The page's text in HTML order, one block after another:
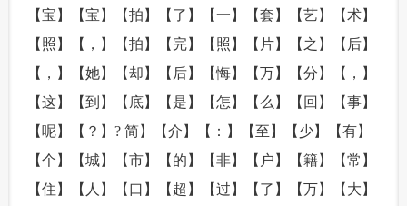
【宝】【宝】【拍】【了】【一】【套】【艺】【术】
【照】【，】【拍】【完】【照】【片】【之】【后】
【，】【她】【却】【后】【悔】【万】【分】【，】
【这】【到】【底】【是】【怎】【么】【回】【事】
【呢】【？】? 简】【介】【：】【至】【少】【有】
【个】【城】【市】【的】【非】【户】【籍】【常】
【住】【人】【口】【超】【过】【了】【万】【大】